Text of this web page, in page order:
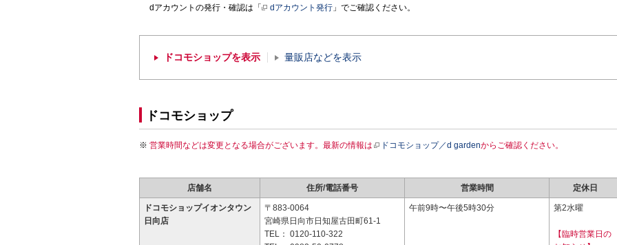
dアカウントの発行・確認は「
dアカウント発行 」でご確認ください。
ドコモショップを表示 量販店などを表示
ドコモショップ
営業時間などは変更となる場合がございます。最新の情報は ドコモショップ／d gardenからご確認ください。
店舗名 住所/電話番号 営業時間 定休日
ドコモショップイオンタウン
日向店
〒883-0064
宮崎県日向市日知屋古田町61-1
TEL： 0120-110-322
午前9時〜午後5時30分 第2水曜
【臨時営業日の